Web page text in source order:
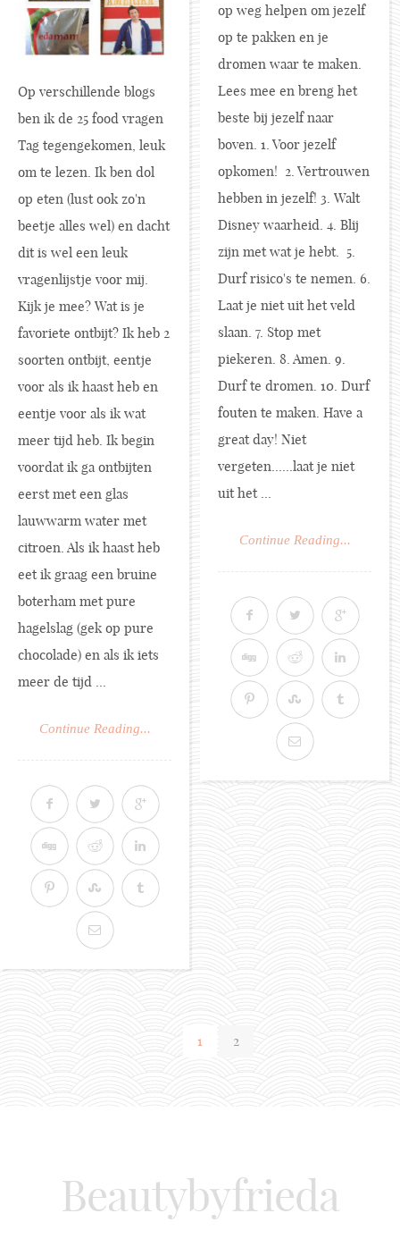
op weg helpen om jezelf
op te pakken en je
dromen waar te maken.
Lees mee en breng het
beste bij jezelf naar
boven. 1. Voor jezelf
opkomen! 2. Vertrouwen
hebben in jezelf! 3. Walt
Disney waarheid. 4. Blij
zijn met wat je hebt. 5.
Durf risico's te nemen. 6.
Laat je niet uit het veld
slaan. 7. Stop met
piekeren. 8. Amen. 9.
Durf te dromen. 10. Durf
fouten te maken. Have a
great day! Niet
vergeten......laat je niet
uit het ...
Continue Reading...
Op verschillende blogs
ben ik de 25 food vragen
Tag tegengekomen, leuk
om te lezen. Ik ben dol
op eten (lust ook zo'n
beetje alles wel) en dacht
dit is wel een leuk
vragenlijstje voor mij.
Kijk je mee? Wat is je
favoriete ontbijt? Ik heb 2
soorten ontbijt, eentje
voor als ik haast heb en
eentje voor als ik wat
meer tijd heb. Ik begin
voordat ik ga ontbijten
eerst met een glas
lauwwarm water met
citroen. Als ik haast heb
eet ik graag een bruine
boterham met pure
hagelslag (gek op pure
chocolade) en als ik iets
meer de tijd ...
Continue Reading...
1 2
Beautybyfrieda